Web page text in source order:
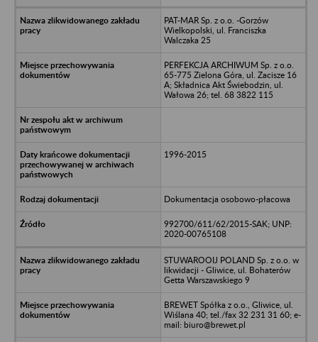
PAT-MAR Sp. z o.o. -Gorzów
Wielkopolski, ul. Franciszka
Walczaka 25
PERFEKCJA ARCHIWUM Sp. z o.o.
65-775 Zielona Góra, ul. Zacisze 16
A; Składnica Akt Świebodzin, ul.
Wałowa 26; tel. 68 3822 115
1996-2015
Dokumentacja osobowo-płacowa
992700/611/62/2015-SAK; UNP:
2020-00765108
STUWAROOIJ POLAND Sp. z o.o. w
likwidacji - Gliwice, ul. Bohaterów
Getta Warszawskiego 9
BREWET Spółka z o.o., Gliwice, ul.
Wiślana 40; tel./fax 32 231 31 60; e-
mail: biuro@brewet.pl